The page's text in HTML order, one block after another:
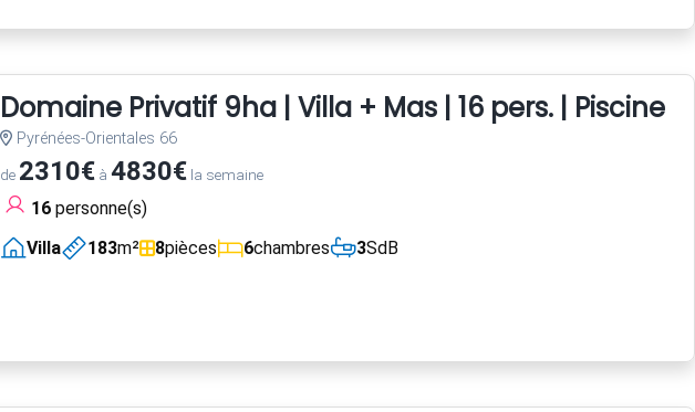
Domaine Privatif 9ha | Villa + Mas | 16 pers. | Piscine
Pyrénées-Orientales 66
de 2310€à 4830€la semaine
16personne(s)
Villa
183m² 8pièces 6chambres 3SdB